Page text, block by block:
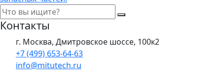
Контакты
г. Москва, Дмитровское шоссе, 100к2
+7 (499) 653-64-63
info@mitutech.ru